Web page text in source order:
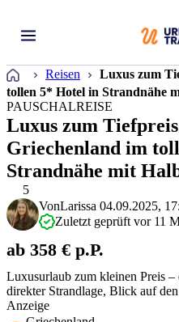
Startseite
Reisen
Luxus zum
tollen 5* Hotel in Strandnähe
5
PAUSCHALREISE
Luxus zum
Griechenland im
Strandnähe mit
Luxusurlaub zum kleinen Preis
direkter Strandlage, Blick auf
Besonders cool: Der
VonLarissa 04.09.2025,
Zuletzt geprüft vor 11
ab 358 € p.P.
Anzeige